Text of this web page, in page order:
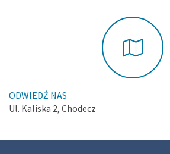
ODWIEDŹ NAS
Ul. Kaliska 2, Chodecz